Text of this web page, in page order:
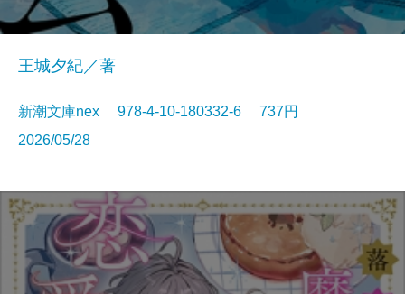
王城夕紀／著
新潮文庫nex 978-4-10-180332-6 737円
2026/05/28